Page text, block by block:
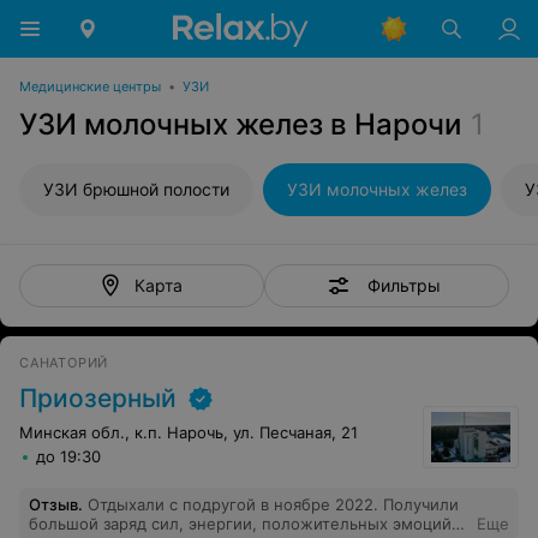
Медицинские центры • УЗИ
УЗИ молочных желез в Нарочи 1
УЗИ брюшной полости УЗИ молочных желез
Карта Фильтры
САНАТОРИЙ
Приозерный
Минская обл., к.п. Нарочь, ул. Песчаная, 21
до 19:30
Отзыв. Отдыхали с подругой в ноябре 2022. Получили
большой заряд сил, энергии, положительных эмоций!
Еще